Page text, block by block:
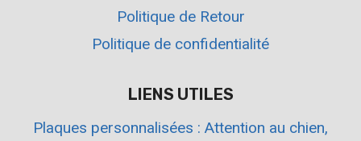
Politique de Retour
Politique de confidentialité
LIENS UTILES
Plaques personnalisées : Attention au chien,